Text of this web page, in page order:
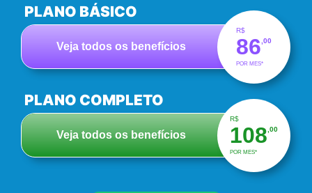
PLANO BÁSICO
Veja todos os benefícios
R$
86 ,00
POR MES*
PLANO COMPLETO
Veja todos os benefícios
R$
108 ,00
POR MES*